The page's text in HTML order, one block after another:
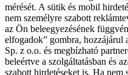
mérését. A sütik és mobil
nem személyre szabott
az Ön beleegyezésének
elfogadok” gombra,
Sp. z o.o. és megbízható
beleértve a szolgáltatásban és
szabott hirdetéseket is. Ha nem